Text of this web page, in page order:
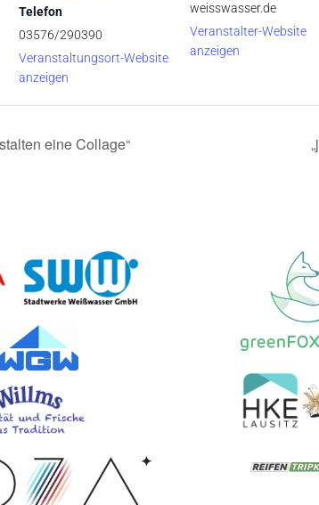
Telefon
03576/290390
Veranstaltungsort-Website
anzeigen
weisswasser.de
Veranstalter-Website
anzeigen
eine Collage“